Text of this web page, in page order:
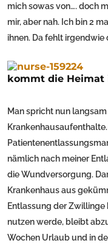
mich sowas von…. doch
mir, aber nah. Ich bin 2
ihnen. Da fehlt irgendwie
kommt die Heimat
Man spricht nun
nämlich nach meiner
die Wundversorgung.
Krankenhaus aus
Entlassung der Zwillinge
nutzen werde, bleibt
Wochen Urlaub und in